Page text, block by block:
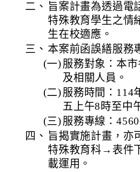
二、 旨案計畫為透過電
特殊教育學生之情
生在校適應。
三、 本案前函誤繕服務
(一) 服務對象：本
及相關人員。
(二) 服務時間：114
五上午8時至中
(三) 服務專線：
四、 旨揭實施計畫，
特殊教育科→表件
載運用。